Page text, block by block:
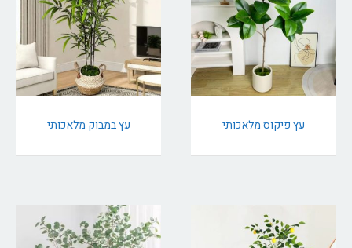
עץ פיקוס מלאכותי עץ במבוק מלאכותי